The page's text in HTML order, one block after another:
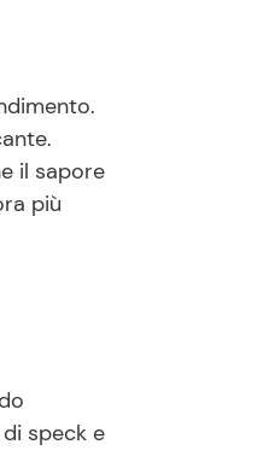
il sapore
più
speck e